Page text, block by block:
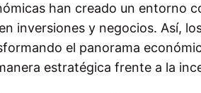
han creado un entorno
inversiones y negocios. Así,
el panorama
estratégica frente a la